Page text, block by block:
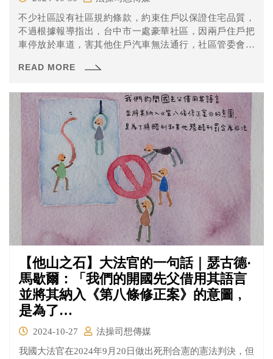
不少社區設有社區規約條款，約束住戶以保證住宅品質，
不過根據報導指出，台中市一處豪華社區，因兩戶住戶把
車停放於車道，害其他住戶汽車無法通行，社區管委會開
規約條款，張姓住戶把車停在車道上一百多個小時，警察
聲明張男應「給付社區罰款」一四五萬元，張男答辯是因
大門緊閉，才被迫把車停於車道；但法官檢視照片，顯示
當時大門敞開，認為管委會處罰合理，占用車道時間約一
二五小時，判決張男支付一二五萬元罰款確定。
READ MORE
【他山之石】大法官的一句話｜瑟古德·
馬歇爾：「我們的開國先父借用其語言
並將其納入《第八條修正案》的意圖﹐
是為了…
2024-10-27
法操司想傳媒
我國大法官在2024年9月20日做出死刑合憲的憲法判決，但